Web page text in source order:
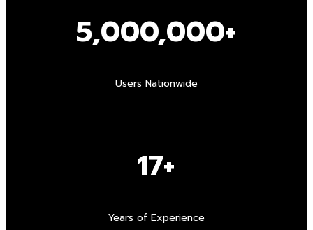
5,000,000+
Users Nationwide
17+
Years of Experience